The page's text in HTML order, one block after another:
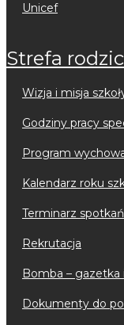
unicef
strefa
wizja i misja
godziny pracy
program
kalendarz roku
terminarz
rekrutacja
bomba –
dokumenty do